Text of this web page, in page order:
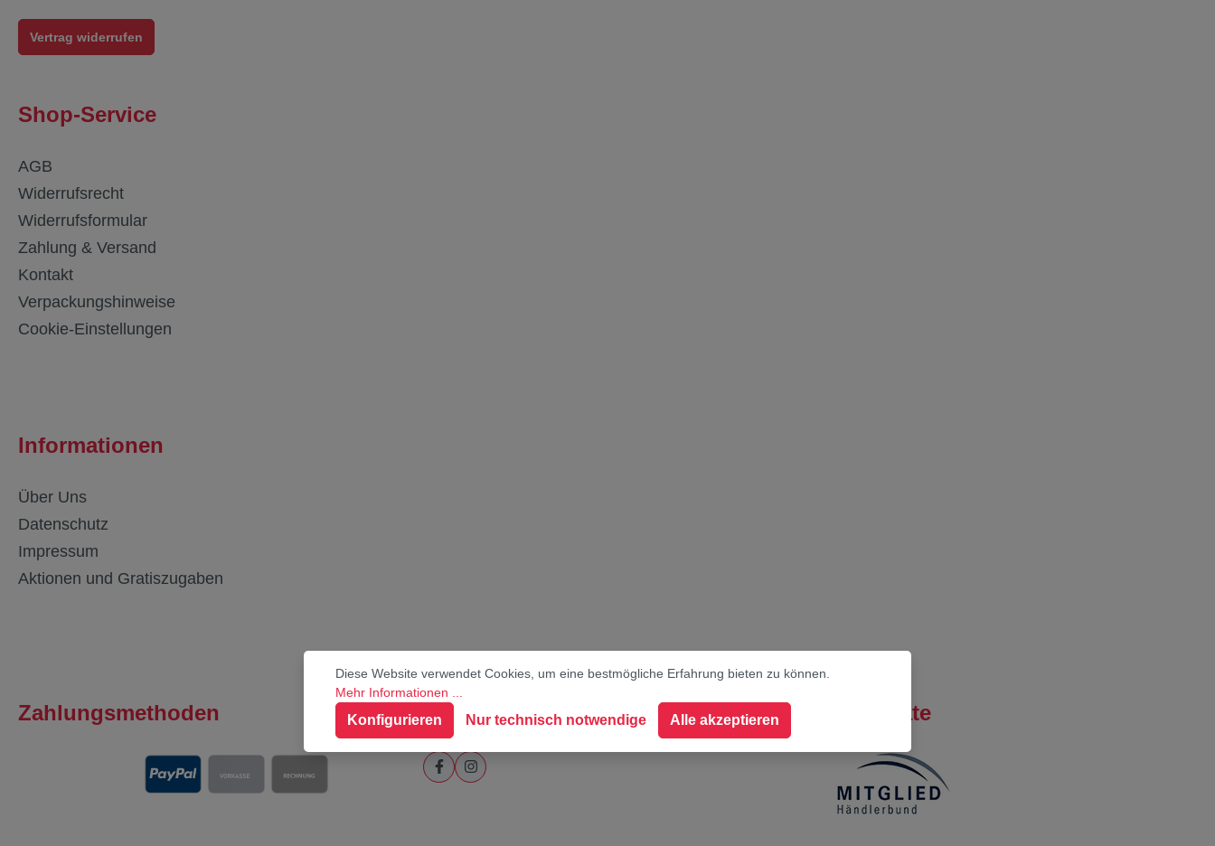
Vertrag widerrufen
Shop-Service
AGB
Widerrufsrecht
Widerrufsformular
Zahlung & Versand
Kontakt
Verpackungshinweise
Cookie-Einstellungen
Informationen
Über Uns
Datenschutz
Impressum
Aktionen und Gratiszugaben
Zahlungsmethoden Social Media Zertifikate
Diese Website verwendet Cookies, um eine bestmögliche Erfahrung bieten zu können.
Mehr Informationen ...
Nur technisch notwendige
Konfigurieren Alle akzeptieren